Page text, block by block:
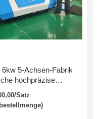
5-Achsen-Fabrik
hochpräzise
Faser-
Satz